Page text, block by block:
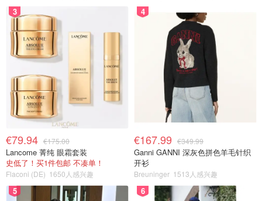
3
€79.94 €175.00
Lancome 菁纯 眼霜套装
史低了！买1件包邮 不凑单！
Flaconi (DE) 1650人感兴趣
4
€167.99 €349.99
Ganni GANNI 深灰色拼色羊毛针织
开衫
Breuninger 1513人感兴趣
5 6